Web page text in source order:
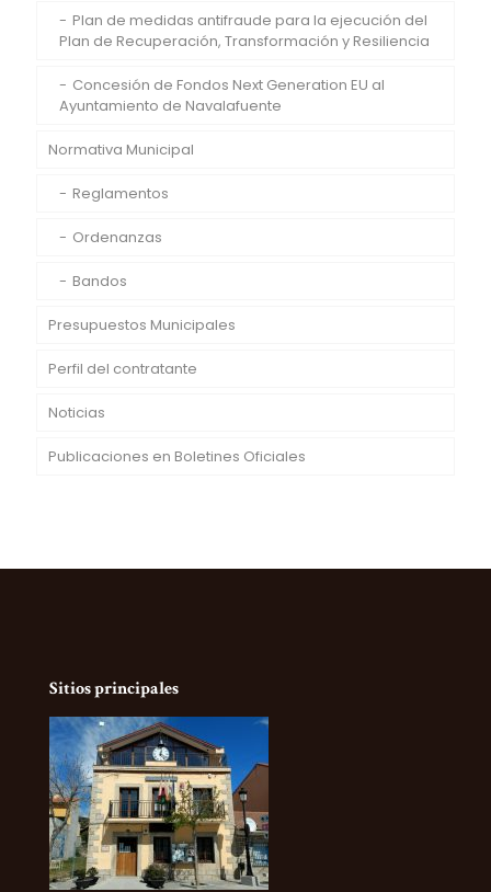
Plan de medidas antifraude para la ejecución del
Plan de Recuperación, Transformación y Resiliencia
Concesión de Fondos Next Generation EU al
Ayuntamiento de Navalafuente
Normativa Municipal
Reglamentos
Ordenanzas
Bandos
Presupuestos Municipales
Perfil del contratante
Noticias
Publicaciones en Boletines Oficiales
Sitios principales